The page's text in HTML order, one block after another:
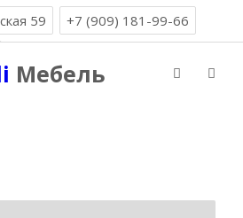
59
+7 (909) 181-99-66
(909) 191-99-66
Мебель